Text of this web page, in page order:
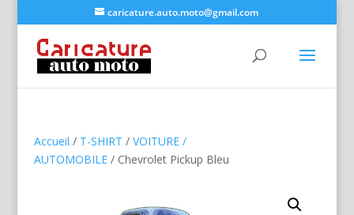
caricature.auto.moto@gmail.com
Accueil / T-SHIRT / VOITURE /
AUTOMOBILE/ Chevrolet Pickup Bleu